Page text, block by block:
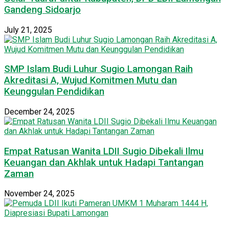
Gandeng Sidoarjo
July 21, 2025
SMP Islam Budi Luhur Sugio Lamongan Raih
Akreditasi A, Wujud Komitmen Mutu dan
Keunggulan Pendidikan
December 24, 2025
Empat Ratusan Wanita LDII Sugio Dibekali Ilmu
Keuangan dan Akhlak untuk Hadapi Tantangan
Zaman
November 24, 2025